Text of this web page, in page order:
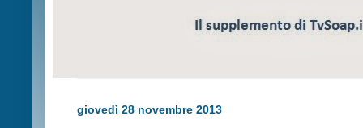
giovedì 28 novembre 2013